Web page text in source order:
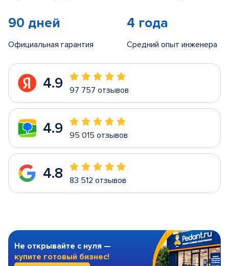
90 дней
Официальная гарантия
4 года
Средний опыт инженера
4.9 97 757 отзывов
4.9 95 015 отзывов
4.8 83 512 отзывов
Не открывайте с нуля —
купите готовый бизнес!